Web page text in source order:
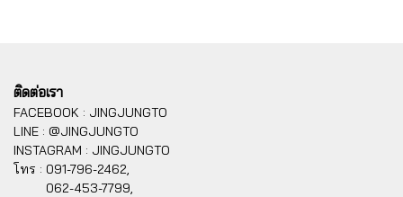
ติดต่อเรา
FACEBOOK : JINGJUNGTO
LINE : @JINGJUNGTO
INSTAGRAM : JINGJUNGTO
โทร : 091-796-2462,
062-453-7799,